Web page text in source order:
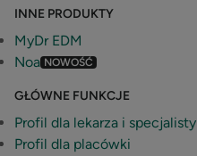
INNE PRODUKTY
MyDr EDM
Noa NOWOŚĆ
GŁÓWNE FUNKCJE
Profil dla lekarza i specjalisty
Profil dla placówki